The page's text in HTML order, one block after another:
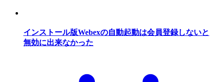
インストール版Webexの自動起動は会員登録しないと
無効に出来なかった